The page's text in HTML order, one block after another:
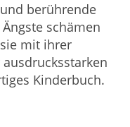
berührende
schämen
mit ihrer
Kinderbuch.